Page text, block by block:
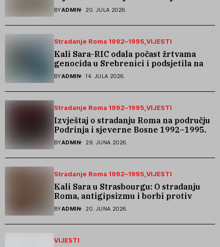
zaboraviti
BYADMIN 20. JULA 2026.
Stradanje Roma 1992–1995 VIJESTI
Kali Sara-RIC odala počast žrtvama
genocida u Srebrenici i podsjetila na
stradanje Roma iz Skočića
BYADMIN 14. JULA 2026.
Stradanje Roma 1992–1995 VIJESTI
Izvještaj o stradanju Roma na području
Podrinja i sjeverne Bosne 1992–1995.
godine
BYADMIN 29. JUNA 2026.
Stradanje Roma 1992–1995 VIJESTI
Kali Sara u Strasbourgu: O stradanju
Roma, antigipsizmu i borbi protiv
govora mržnje
BYADMIN 20. JUNA 2026.
VIJESTI